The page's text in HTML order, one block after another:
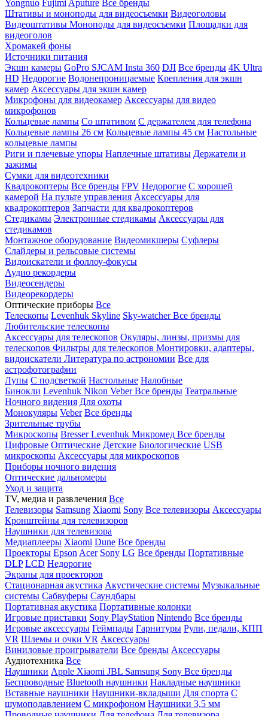
Yongnuo Fujimi Aputure Все бренды
Штативы и моноподы для видеосъемки Видеоголовы
Видеоштативы Моноподы для видеосъемки Площадки для
видеоголов
Хромакей фоны
Источники питания
Экшн камеры GoPro SJCAM Insta 360 DJI Все бренды 4K Ultra
HD Недорогие Водонепроницаемые Крепления для экшн
камер Аксессуары для экшн камер
Микрофоны для видеокамер Аксессуары для видео
микрофонов
Кольцевые лампы Со штативом C держателем для телефона
Кольцевые лампы 26 см Кольцевые лампы 45 см Настольные
кольцевые лампы
Риги и плечевые упоры Наплечные штативы Держатели и
зажимы
Сумки для видеотехники
Квадрокоптеры Все бренды FPV Недорогие С хорошей
камерой На пульте управления Аксессуары для
квадрокоптеров Запчасти для квадрокоптеров
Стедикамы Электронные стедикамы Аксессуары для
стедикамов
Монтажное оборудование Видеомикшеры Суфлеры
Слайдеры и рельсовые системы
Видоискатели и фоллоу-фокусы
Аудио рекордеры
Видеосендеры
Видеорекордеры
Оптические приборы Все
Телескопы Levenhuk Skyline Sky-watcherВсе бренды
Любительские телескопы
Аксессуары для телескопов Окуляры, линзы, призмы для
телескопов Фильтры для телескопов Монтировки, адаптеры,
видоискатели Литература по астрономии Все для
астрофотографии
Лупы С подсветкой Настольные Налобные
Бинокли Levenhuk Nikon VeberВсе бренды Театральные
Ночного видения Для охоты
Монокуляры Veber Все бренды
Зрительные трубы
Микроскопы BresserLevenhuk Микромед Все бренды
Цифровые Оптические Детские Биологические USB
микроскопы Аксессуары для микроскопов
Приборы ночного видения
Оптические дальномеры
Уход и защита
TV, медиа и развлечения Все
Телевизоры Samsung Xiaomi Sony Все телевизоры Аксессуары
Кронштейны для телевизоров
Наушники для телевизора
Медиаплееры Xiaomi Dune Все бренды
Проекторы Epson Acer Sony LG Все бренды Портативные
DLP LCD Недорогие
Экраны для проекторов
Стационарная акустика Акустические системы Музыкальные
системы Сабвуферы Саундбары
Портативная акустика Портативные колонки
Игровые приставки Sony PlayStation Nintendo Все бренды
Игровые аксессуары Геймпады Гарнитуры Рули, педали, КПП
VR Шлемы и очки VR Аксессуары
Виниловые проигрыватели Все бренды Аксессуары
Аудиотехника Все
Наушники Apple Xiaomi JBL Samsung Sony Все бренды
Беспроводные Bluetooth наушники Накладные наушники
Вставные наушники Наушники-вкладыши Для спорта С
шумоподавлением С микрофоном Наушники 3,5 мм